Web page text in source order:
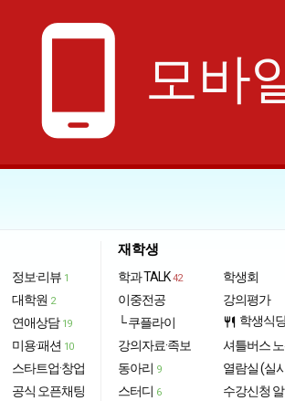
phone_android 모바
정보·리뷰 1
대학원 2
연애상담 19
미용·패션 10
스타트업·창업
공식 오픈채팅
재학생
학과 TALK 42
이중전공
└ 쿠플라이
강의자료·족보
동아리 9
스터디 6
학생회
강의평가
restaurant 학생식
셔틀버스
열람실 (실
수강신청